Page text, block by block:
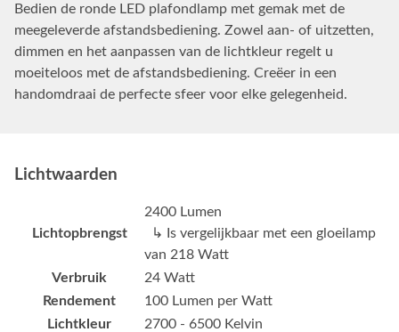
Bedien de ronde LED plafondlamp met gemak met de
meegeleverde afstandsbediening. Zowel aan- of uitzetten,
dimmen en het aanpassen van de lichtkleur regelt u
moeiteloos met de afstandsbediening. Creëer in een
handomdraai de perfecte sfeer voor elke gelegenheid.
Lichtwaarden
Lichtopbrengst
2400 Lumen
↳ Is vergelijkbaar met een gloeilamp
van 218 Watt
Verbruik
24 Watt
Rendement
100 Lumen per Watt
Lichtkleur
2700 - 6500 Kelvin